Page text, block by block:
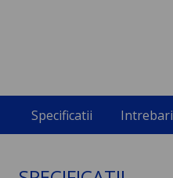
Specificatii Intrebari